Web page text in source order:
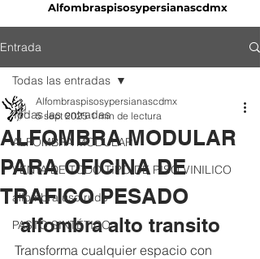
Alfombraspisosypersianascdmx
Entrada
Todas las entradas
ALFOMBRA MODULAR
VENTA DE TODO TIPO DE PISO VINILICO
alfombra uso rudo
PASTO SINTÉTICO
Todas las entradas
ALFOMBRA MODULAR
PARA OFICINA DE
TRAFICO PESADO
Alfombraspisosypersianascdmx
5 sept 2025 1 min de lectura
alfombra alto transito
Transforma cualquier espacio con